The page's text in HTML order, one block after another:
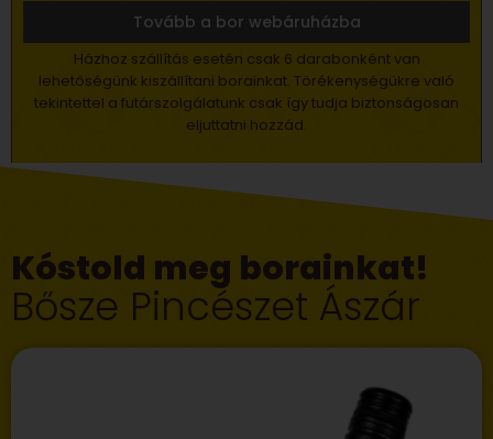
Tovább a bor webáruházba
Házhoz szállítás esetén csak 6 darabonként van
lehetőségünk kiszállítani borainkat. Törékenységükre való
tekintettel a futárszolgálatunk csak így tudja biztonságosan
eljuttatni hozzád.
Kóstold meg borainkat!
Bősze Pincészet Ászár